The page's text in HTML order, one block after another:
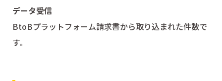
データ受信
BtoBプラットフォーム請求書から取り込まれた件数で
す。